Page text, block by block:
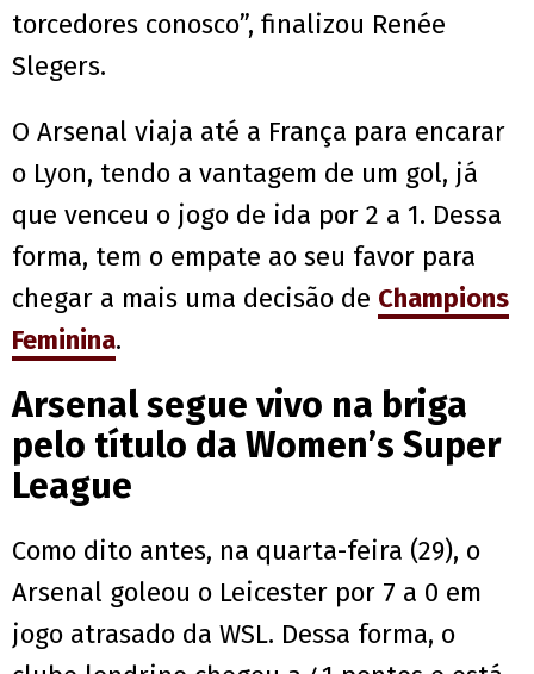
torcedores conosco”, finalizou Renée
Slegers.
O Arsenal viaja até a França para encarar
o Lyon, tendo a vantagem de um gol, já
que venceu o jogo de ida por 2 a 1. Dessa
forma, tem o empate ao seu favor para
chegar a mais uma decisão de Champions
Feminina.
Arsenal segue vivo na briga
pelo título da Women’s Super
League
Como dito antes, na quarta-feira (29), o
Arsenal goleou o Leicester por 7 a 0 em
jogo atrasado da WSL. Dessa forma, o